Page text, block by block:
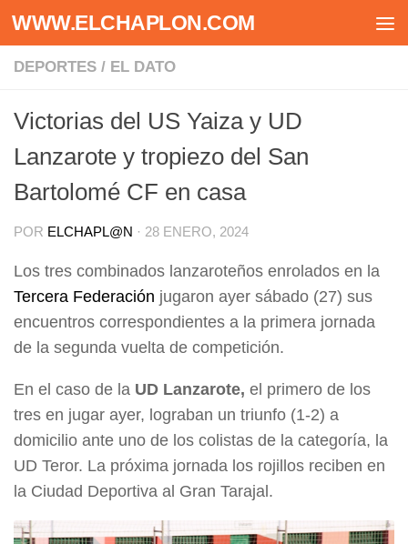
Saltar al contenido
WWW.ELCHAPLON.COM
DEPORTES / EL DATO
Victorias del US Yaiza y UD
Lanzarote y tropiezo del San
Bartolomé CF en casa
POR ELCHAPL@N · 28 ENERO, 2024
Los tres combinados lanzaroteños enrolados en la
Tercera Federación jugaron ayer sábado (27) sus
encuentros correspondientes a la primera jornada
de la segunda vuelta de competición.
En el caso de la UD Lanzarote, el primero de los
tres en jugar ayer, lograban un triunfo (1-2) a
domicilio ante uno de los colistas de la categoría, la
UD Teror. La próxima jornada los rojillos reciben en
la Ciudad Deportiva al Gran Tarajal.